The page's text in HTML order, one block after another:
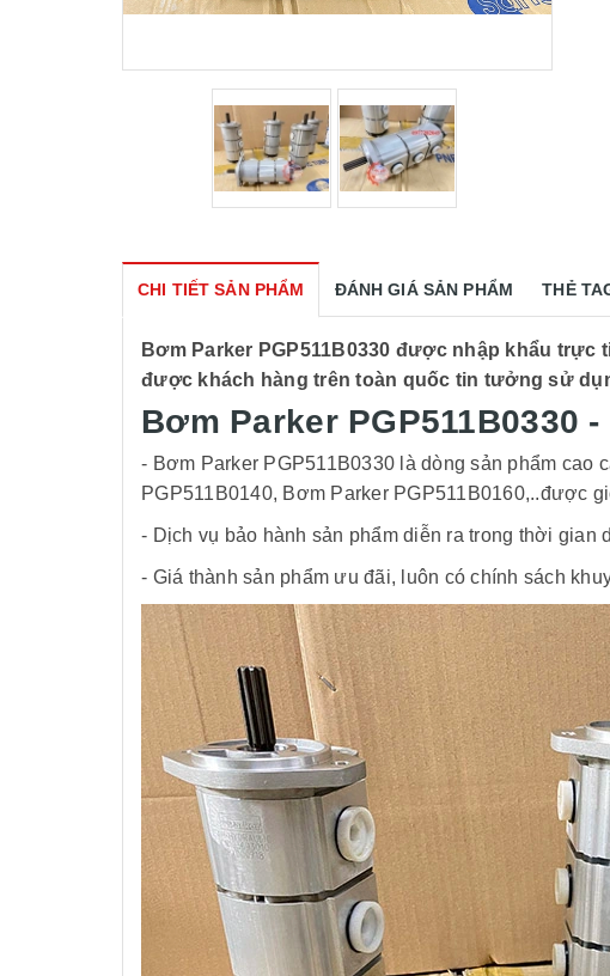
CHI TIẾT SẢN PHẨM ĐÁNH GIÁ SẢN PHẨM THẺ
Bơm Parker PGP511B0330 được nhập khẩu
được khách hàng trên toàn quốc tin tưởng sử
Bơm Parker PGP511B0330
- Bơm Parker PGP511B0330 là dòng sản phẩm
PGP511B0140, Bơm Parker PGP511B0160,..được
- Dịch vụ bảo hành sản phẩm diễn ra trong thời gian
- Giá thành sản phẩm ưu đãi, luôn có chính sách